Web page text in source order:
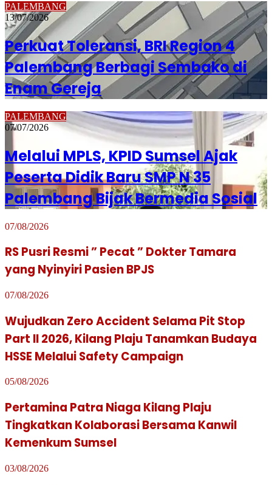
PALEMBANG
13/07/2026
Perkuat Toleransi, BRI Region 4
Palembang Berbagi Sembako di
Enam Gereja
PALEMBANG
07/07/2026
Melalui MPLS, KPID Sumsel Ajak
Peserta Didik Baru SMP N 35
Palembang Bijak Bermedia Sosial
07/08/2026
RS Pusri Resmi ” Pecat ” Dokter Tamara
yang Nyinyiri Pasien BPJS
07/08/2026
Wujudkan Zero Accident Selama Pit Stop
Part II 2026, Kilang Plaju Tanamkan Budaya
HSSE Melalui Safety Campaign
05/08/2026
Pertamina Patra Niaga Kilang Plaju
Tingkatkan Kolaborasi Bersama Kanwil
Kemenkum Sumsel
03/08/2026